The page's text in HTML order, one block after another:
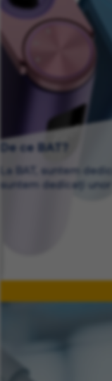
De ce BAT?
La BAT, suntem
suntem dedicați